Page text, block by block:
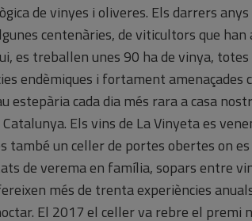
de vinyes i oliveres. Els darrers
centenàries, de viticultors que han
es treballen unes 90 ha de vinya, totes
endèmiques i fortament amenaçades
cada dia més rara a casa
Els vins de La Vinyeta es
també un celler de portes obertes on
de verema en família, sopars entre
més de trenta experiències
El 2017 el celler va rebre el premi